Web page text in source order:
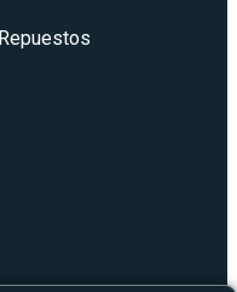
Repuestos